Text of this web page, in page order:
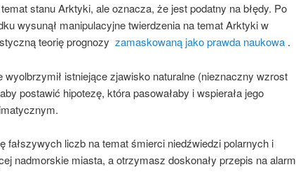
stanu Arktyki, ale oznacza, że ​​jest podatny na błędy. Po
wysunął manipulacyjne twierdzenia na temat Arktyki w
teorię prognozy zamaskowaną jako prawda naukowa .
wyolbrzymił istniejące zjawisko naturalne (nieznaczny wzrost
postawić hipotezę, która pasowałaby i wspierała jego
fałszywych liczb na temat śmierci niedźwiedzi polarnych i
nadmorskie miasta, a otrzymasz doskonały przepis na alarm